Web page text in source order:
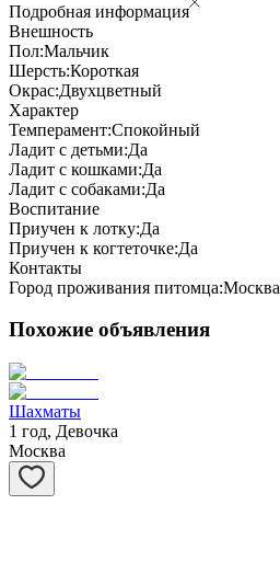
Подробная информация
Внешность
Пол:Мальчик
Шерсть:Короткая
Окрас:Двухцветный
Характер
Темперамент:Спокойный
Ладит с детьми:Да
Ладит с кошками:Да
Ладит с собаками:Да
Воспитание
Приучен к лотку:Да
Приучен к когтеточке:Да
Контакты
Город проживания питомца:Москва
Похожие объявления
Шахматы
1 год, Девочка
Москва